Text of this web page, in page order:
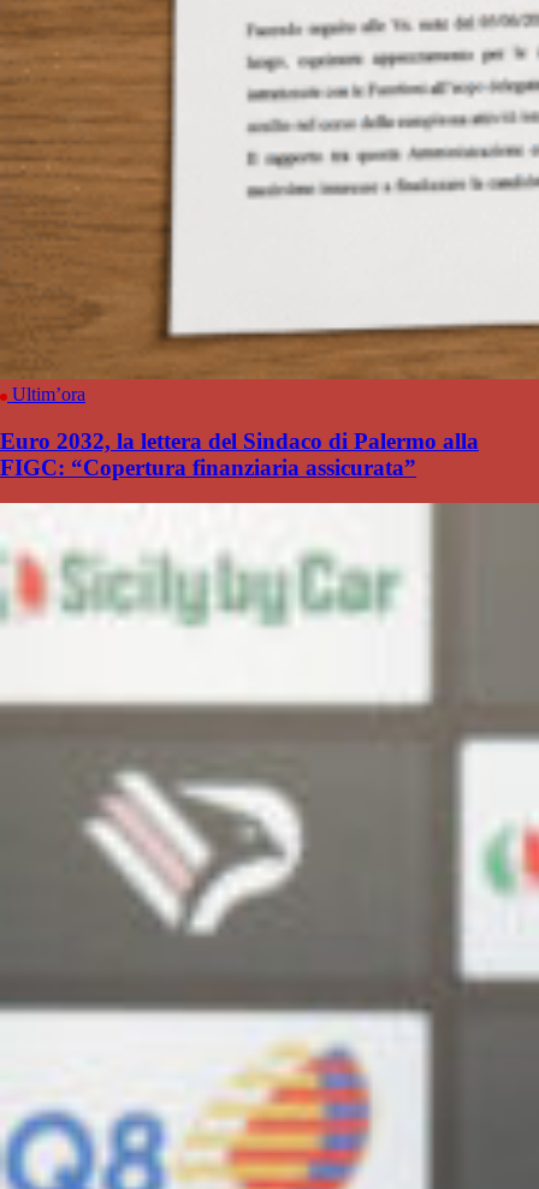
Ultim’ora
Euro 2032, la lettera del Sindaco di Palermo alla
FIGC: “Copertura finanziaria assicurata”